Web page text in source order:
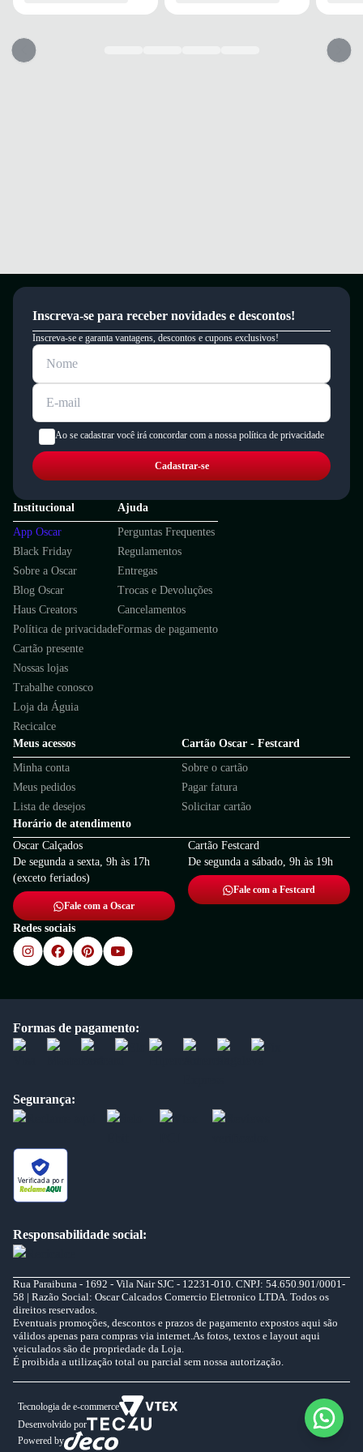
Inscreva-se para receber novidades e descontos!
Inscreva-se e garanta vantagens, descontos e cupons exclusivos!
Ao se cadastrar você irá concordar com a nossa política de privacidade
Cadastrar-se
Institucional
App Oscar
Black Friday
Sobre a Oscar
Blog Oscar
Haus Creators
Política de privacidade
Cartão presente
Nossas lojas
Trabalhe conosco
Loja da Águia
Recicalce
Ajuda
Perguntas Frequentes
Regulamentos
Entregas
Trocas e Devoluções
Cancelamentos
Formas de pagamento
Meus acessos
Minha conta
Meus pedidos
Lista de desejos
Cartão Oscar - Festcard
Sobre o cartão
Pagar fatura
Solicitar cartão
Horário de atendimento
Oscar Calçados
De segunda a sexta, 9h às 17h
(exceto feriados)
Fale com a Oscar
Cartão Festcard
De segunda a sábado, 9h às 19h
Fale com a Festcard
Redes sociais
Formas de pagamento:
Segurança:
Verificada por
Responsabilidade social:
Rua Paraibuna - 1692 - Vila Nair SJC - 12231-010. CNPJ: 54.650.901/0001-
58 | Razão Social: Oscar Calcados Comercio Eletronico LTDA. Todos os
direitos reservados.
Eventuais promoções, descontos e prazos de pagamento expostos aqui são
válidos apenas para compras via internet.As fotos, textos e layout aqui
veiculados são de propriedade da Loja.
É proibida a utilização total ou parcial sem nossa autorização.
Tecnologia de e-commerce
Desenvolvido por
Powered by